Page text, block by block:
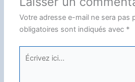
Votre adresse e-mail ne sera pas
obligatoires sont indiqués avec *
Écrivez
ici…